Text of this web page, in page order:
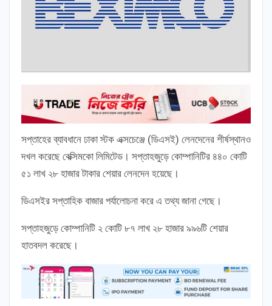
সপ্তাহের ব্যাবধানে ঢাকা স্টক এক্সচেঞ্জে (ডিএসই) লেনদেনের শীর্ষস্থানও
দখল করেছে বেক্সিমকো লিমিটেড। সপ্তাহজুড়ে কোম্পানিটির ৪৪০ কোটি
৫১ লাখ ২৮ হাজার টাকার শেয়ার লেনদেন হয়েছে।
ডিএসইর সপ্তাহিক বাজার পর্যালোচনা করে এ তথ্য জানা গেছে।
সপ্তাহজুড়ে কোম্পানিটি ২ কোটি ৮৭ লাখ ২৮ হাজার ৯৯৬টি শেয়ার
হাতবদল করেছে।